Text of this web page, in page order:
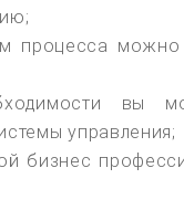
процесса можно
вы
управления;
бизнес